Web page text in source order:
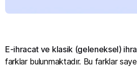
E-ihracat ve klasik (geleneksel)
farklar bulunmaktadır. Bu farklar